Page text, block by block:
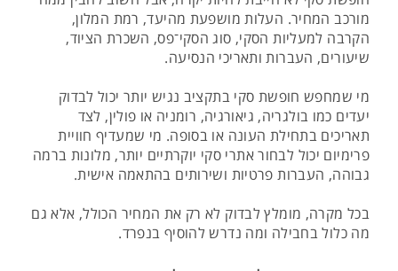
מורכב המחיר. העלות מושפעת מהיעד, רמת המלון,
הקרבה למעליות הסקי, סוג הסקי־פס, השכרת הציוד,
שיעורים, העברות ותאריכי הנסיעה.
מי שמחפש חופשת סקי בתקציב נגיש יותר יכול לבדוק
יעדים כמו בולגריה, גיאורגיה, רומניה או פולין, לצד
תאריכים בתחילת העונה או בסופה. מי שמעדיף חוויית
פרימיום יכול לבחור אתרי סקי יוקרתיים יותר, מלונות ברמה
גבוהה, העברות פרטיות ושירותים בהתאמה אישית.
בכל מקרה, מומלץ לבדוק לא רק את המחיר הכולל, אלא גם
מה כלול בחבילה ומה נדרש להוסיף בנפרד.